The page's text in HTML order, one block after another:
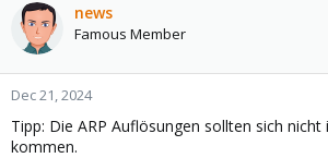
news
Famous Member
Dec 21, 2024
Tipp: Die ARP Auflösungen sollten sich nicht
kommen.